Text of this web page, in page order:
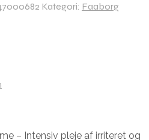
Kategori: Faaborg
– Intensiv pleje af irriteret og